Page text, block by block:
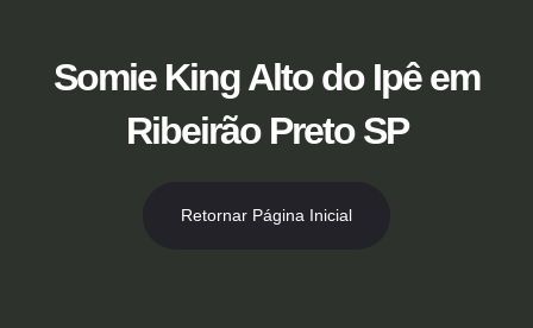
conteúdoSomie King Alto do Ipê em
Ribeirão Preto SP
Retornar Página Inicial